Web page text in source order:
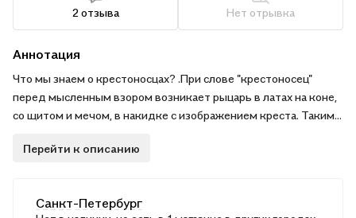
2 отзыва Нет отрывка
Аннотация
Что мы знаем о крестоносцах? .При слове "крестоносец"
перед мысленным взором возникает рыцарь в латах на коне,
со щитом и мечом, в накидке с изображением креста. Такими
предстают они перед нами на страницах романов. Но чтобы
документам, историческим книгам. .На страницах этой книги
Перейти к описанию
Санкт-Петербург